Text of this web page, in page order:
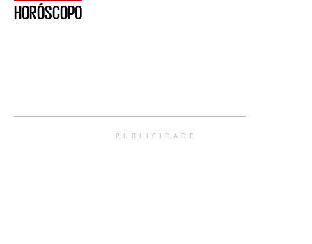
HORÓSCOPO
PUBLICIDADE